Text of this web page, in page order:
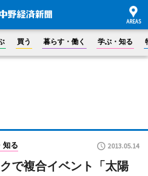
買う 暮らす・働く 学ぶ・知る
知る 2013.05.14
で複合イベント「太陽